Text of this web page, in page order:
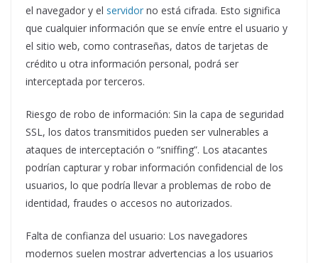
el navegador y el servidor no está cifrada. Esto significa
que cualquier información que se envíe entre el usuario y
el sitio web, como contraseñas, datos de tarjetas de
crédito u otra información personal, podrá ser
interceptada por terceros.
Riesgo de robo de información: Sin la capa de seguridad
SSL, los datos transmitidos pueden ser vulnerables a
ataques de interceptación o “sniffing”. Los atacantes
podrían capturar y robar información confidencial de los
usuarios, lo que podría llevar a problemas de robo de
identidad, fraudes o accesos no autorizados.
Falta de confianza del usuario: Los navegadores
modernos suelen mostrar advertencias a los usuarios